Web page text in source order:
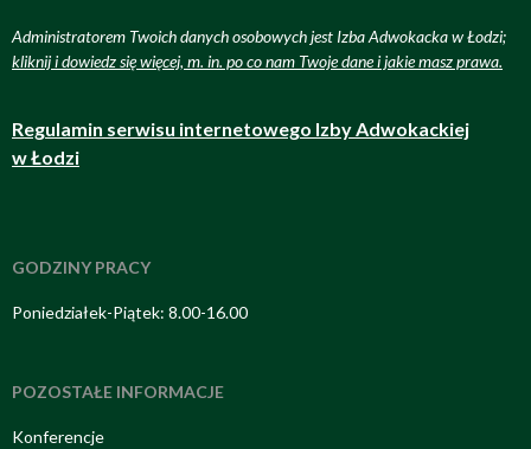
Administratorem Twoich danych osobowych jest Izba Adwokacka w Łodzi;
kliknij i dowiedz się więcej, m. in. po co nam Twoje dane i jakie masz prawa.
Regulamin serwisu internetowego Izby Adwokackiej
w Łodzi
GODZINY PRACY
Poniedziałek-Piątek: 8.00-16.00
POZOSTAŁE INFORMACJE
Konferencje